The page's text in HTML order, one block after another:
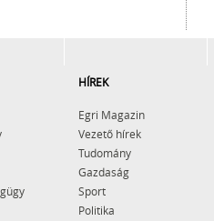
HÍREK
Egri Magazin
Vezető hírek
Tudomány
Gazdaság
Sport
Politika